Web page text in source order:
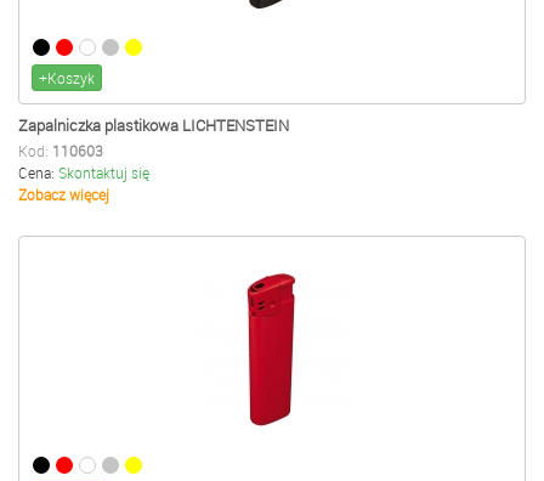
+Koszyk
Zapalniczka plastikowa LICHTENSTEIN
Kod: 110603
Cena: Skontaktuj się
Zobacz więcej